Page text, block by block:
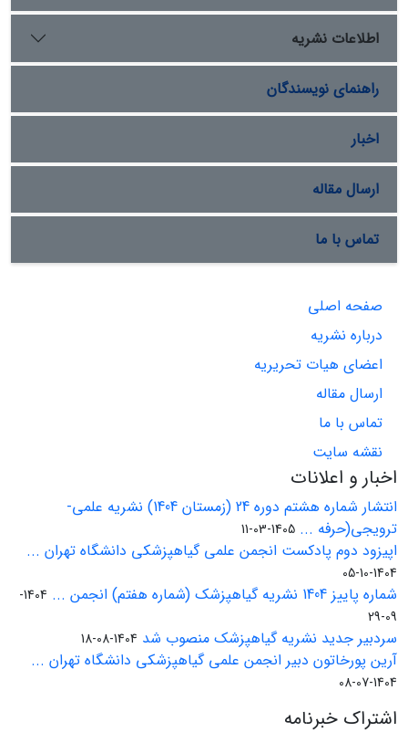
اطلاعات نشریه
راهنمای نویسندگان
اخبار
ارسال مقاله
تماس با ما
صفحه اصلی
درباره نشریه
اعضای هیات تحریریه
ارسال مقاله
تماس با ما
نقشه سایت
اخبار و اعلانات
انتشار شماره هشتم دوره 24 (زمستان 1404) نشریه علمی-
ترویجی(حرفه ... 1405-03-11
اپیزود دوم پادکست انجمن علمی گیاهپزشکی دانشگاه تهران ...
1404-10-05
شماره پاییز 1404 نشریه گیاهپزشک (شماره هفتم) انجمن ...
1404-
09-29
سردبیر جدید نشریه گیاهپزشک منصوب شد 1404-08-18
آرین پورخاتون دبیر انجمن علمی گیاهپزشکی دانشگاه تهران ...
1404-07-08
اشتراک خبرنامه